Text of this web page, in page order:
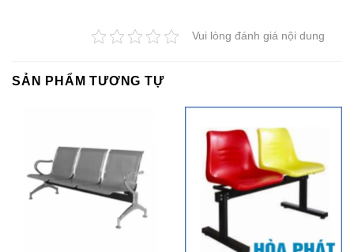
Vui lòng đánh giá nội dung
SẢN PHẨM TƯƠNG TỰ